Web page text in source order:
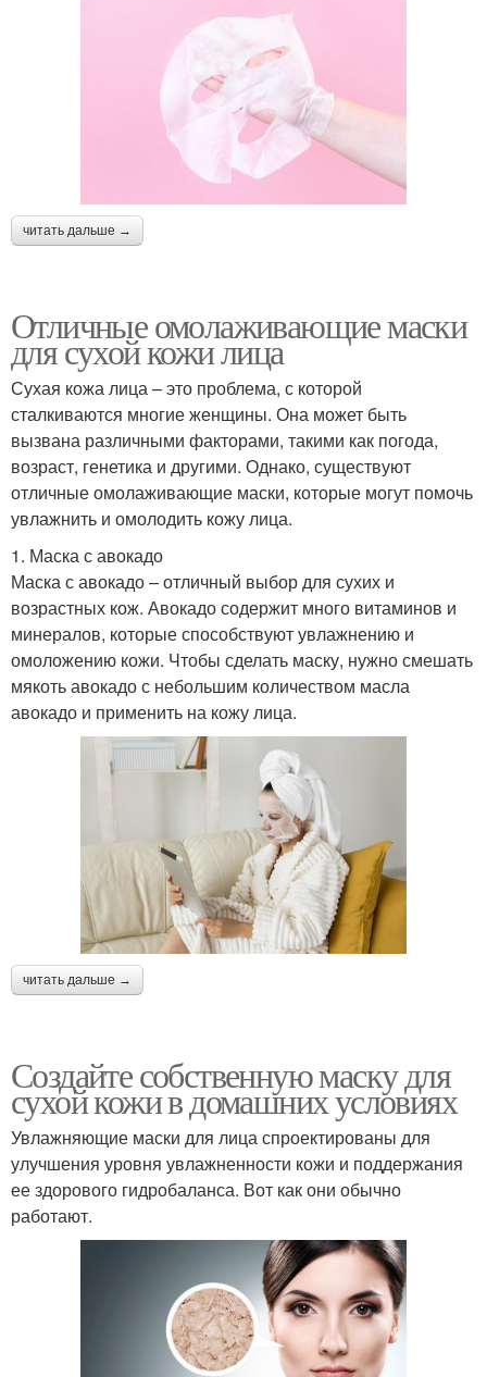
читать дальше →
Отличные омолаживающие маски
для сухой кожи лица
Сухая кожа лица – это проблема, с которой
сталкиваются многие женщины. Она может быть
вызвана различными факторами, такими как погода,
возраст, генетика и другими. Однако, существуют
отличные омолаживающие маски, которые могут помочь
увлажнить и омолодить кожу лица.
1. Маска с авокадо
Маска с авокадо – отличный выбор для сухих и
возрастных кож. Авокадо содержит много витаминов и
минералов, которые способствуют увлажнению и
омоложению кожи. Чтобы сделать маску, нужно смешать
мякоть авокадо с небольшим количеством масла
авокадо и применить на кожу лица.
читать дальше →
Создайте собственную маску для
сухой кожи в домашних условиях
Увлажняющие маски для лица спроектированы для
улучшения уровня увлажненности кожи и поддержания
ее здорового гидробаланса. Вот как они обычно
работают.